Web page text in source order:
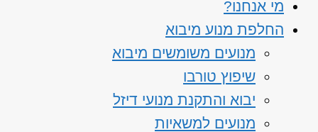
מי אנחנו?
החלפת מנוע מיבוא
מנועים משומשים מיבוא
שיפוץ טורבו
יבוא והתקנת מנועי דיזל
מנועים למשאיות